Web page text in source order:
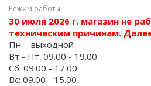
Режим работы
30 июля 2026 г. магазин не
техническим причинам.
Пн: - выходной
Вт - Пт: 09.00 - 19.00
Сб: 09.00 - 17.00
Вс: 09.00 - 15.00